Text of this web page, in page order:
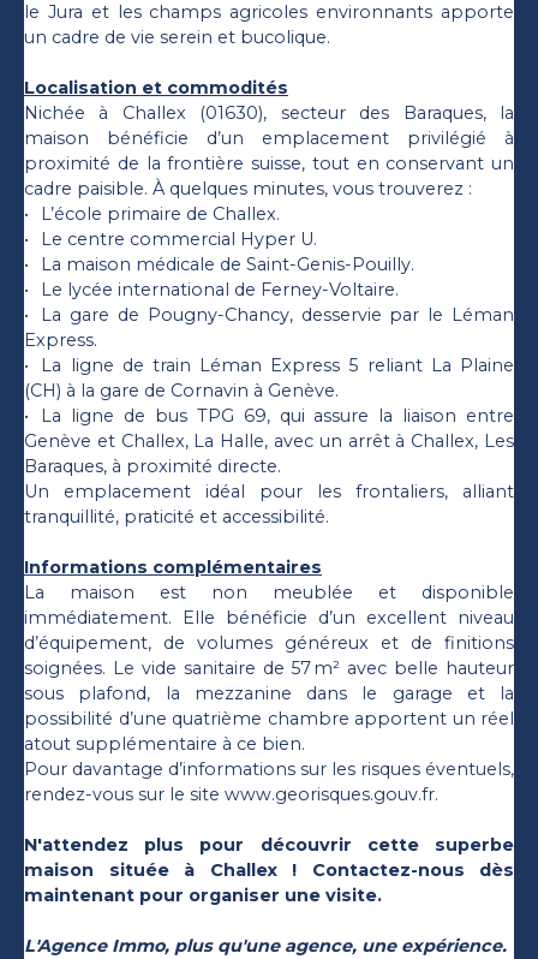
le Jura et les champs agricoles environnants apporte
un cadre de vie serein et bucolique.
Localisation et commodités
Nichée à Challex (01630), secteur des Baraques, la
maison bénéficie d’un emplacement privilégié à
proximité de la frontière suisse, tout en conservant un
cadre paisible. À quelques minutes, vous trouverez :
L’école primaire de Challex.
Le centre commercial Hyper U.
La maison médicale de Saint-Genis-Pouilly.
Le lycée international de Ferney-Voltaire.
La gare de Pougny-Chancy, desservie par le Léman
Express.
La ligne de train Léman Express 5 reliant La Plaine
(CH) à la gare de Cornavin à Genève.
La ligne de bus TPG 69, qui assure la liaison entre
Genève et Challex, La Halle, avec un arrêt à Challex, Les
Baraques, à proximité directe.
Un emplacement idéal pour les frontaliers, alliant
tranquillité, praticité et accessibilité.
Informations complémentaires
La maison est non meublée et disponible
immédiatement. Elle bénéficie d’un excellent niveau
d’équipement, de volumes généreux et de finitions
soignées. Le vide sanitaire de 57 m² avec belle hauteur
sous plafond, la mezzanine dans le garage et la
possibilité d’une quatrième chambre apportent un réel
atout supplémentaire à ce bien.
Pour davantage d’informations sur les risques éventuels,
rendez-vous sur le site www.georisques.gouv.fr.
N'attendez plus pour découvrir cette superbe
maison située à Challex ! Contactez-nous dès
maintenant pour organiser une visite.
L'Agence Immo, plus qu'une agence, une expérience.